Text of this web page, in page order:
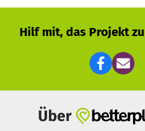
Hilf mit, das Projekt
Über